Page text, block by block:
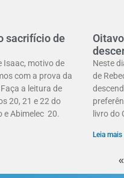
sacrifício de
Isaac, motivo de
com a prova da
a leitura de
20, 21 e 22 do
e Abimelec 20.
Neste
de
livro do
Leia mais